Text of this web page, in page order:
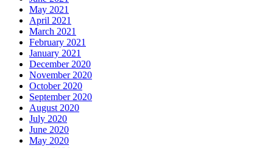
May 2021
April 2021
March 2021
February 2021
January 2021
December 2020
November 2020
October 2020
September 2020
August 2020
July 2020
June 2020
May 2020